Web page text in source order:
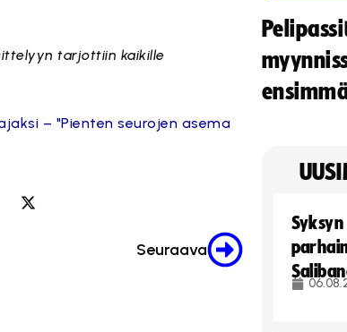
tarjottiin kaikille
– "Pienten seurojen asema
Seuraava